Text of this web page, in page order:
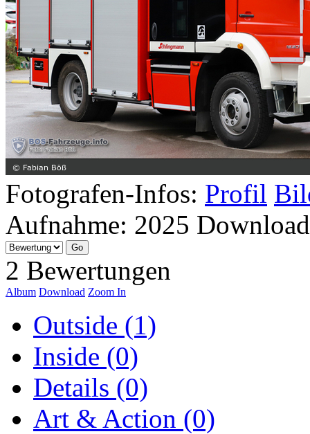
Fotografen-Infos: Profil
Aufnahme: 2025
2 Bewertungen
Album Download Zoom In
Outside (1)
Inside (0)
Details (0)
Art & Action (0)